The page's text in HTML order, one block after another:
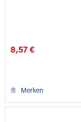
8,57 €
Merken